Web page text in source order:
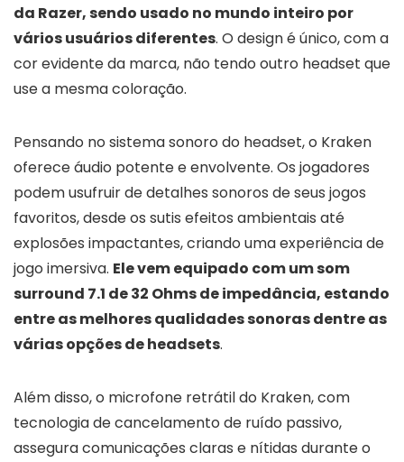
da Razer, sendo usado no mundo inteiro por
vários usuários diferentes. O design é único, com a
cor evidente da marca, não tendo outro headset que
use a mesma coloração.
Pensando no sistema sonoro do headset, o Kraken
oferece áudio potente e envolvente. Os jogadores
podem usufruir de detalhes sonoros de seus jogos
favoritos, desde os sutis efeitos ambientais até
explosões impactantes, criando uma experiência de
jogo imersiva. Ele vem equipado com um som
surround 7.1 de 32 Ohms de impedância, estando
entre as melhores qualidades sonoras dentre as
várias opções de headsets.
Além disso, o microfone retrátil do Kraken, com
tecnologia de cancelamento de ruído passivo,
assegura comunicações claras e nítidas durante o